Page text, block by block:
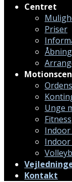
Centret
Priser
Unge
Fitness
Kontakt